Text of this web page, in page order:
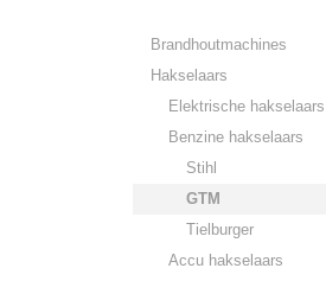
Brandhoutmachines
Hakselaars
Elektrische hakselaars
Benzine hakselaars
Stihl
GTM
Tielburger
Accu hakselaars